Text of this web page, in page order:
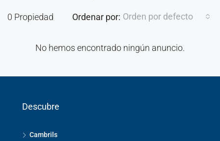
0 Propiedad Ordenar por: Orden por defecto
No hemos encontrado ningún anuncio.
Descubre
Cambrils